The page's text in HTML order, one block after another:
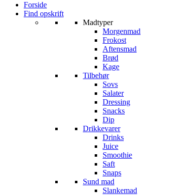
Forside
Find opskrift
Madtyper
Morgenmad
Frokost
Aftensmad
Brød
Kage
Tilbehør
Sovs
Salater
Dressing
Snacks
Dip
Drikkevarer
Drinks
Juice
Smoothie
Saft
Snaps
Sund mad
Slankemad